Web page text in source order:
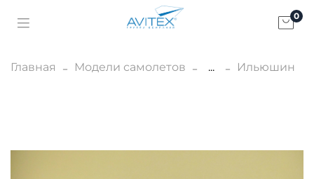
0
Главная Модели самолетов ... Ильюшин